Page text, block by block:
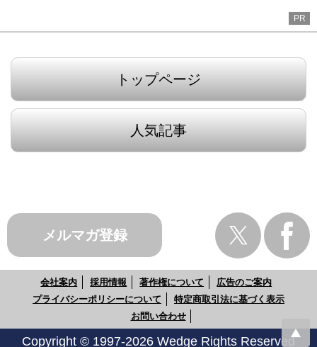
PR
トップページ
人気記事
メルマガ登録
会社案内 採用情報 著作権について
広告のご案内
プライバシーポリシーについて
特定商取引法に基づく表示
お問い合わせ
Copyright © 1997-2026 Wedge Rights Reserved